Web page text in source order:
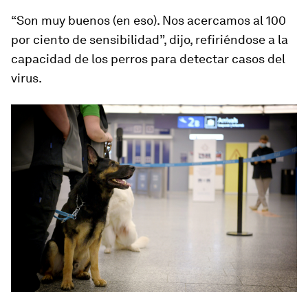
“Son muy buenos (en eso). Nos acercamos al 100
por ciento de sensibilidad”, dijo, refiriéndose a la
capacidad de los perros para detectar casos del
virus.